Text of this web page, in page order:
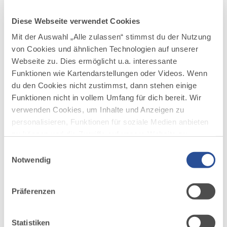
Diese Webseite verwendet Cookies
Mit der Auswahl „Alle zulassen“ stimmst du der Nutzung
von Cookies und ähnlichen Technologien auf unserer
Webseite zu. Dies ermöglicht u.a. interessante
Funktionen wie Kartendarstellungen oder Videos. Wenn
du den Cookies nicht zustimmst, dann stehen einige
Funktionen nicht in vollem Umfang für dich bereit. Wir
verwenden Cookies, um Inhalte und Anzeigen zu
personalisieren, Funktionen für soziale Medien anbieten
deiner Verwendung unserer Website an unsere Partner
möglicherweise mit weiteren Daten zusammen, die du
Nutzung der Dienste gesammelt haben.
Notwendig
Präferenzen
Statistiken
Ähnliche
Veranstaltungen
SPORT / FREIZEIT
1
Alpakawanderung Allgäu-Blick-Tour
26.09.2026
Obacht, jetzt wird’s flauschig! Ein Spaziergang mit
dazu